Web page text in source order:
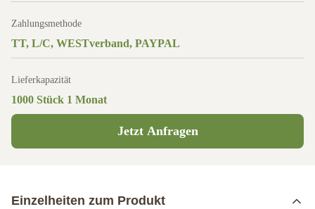
Zahlungsmethode
TT, L/C, WESTverband, PAYPAL
Lieferkapazität
1000 Stück 1 Monat
Jetzt Anfragen
Einzelheiten zum Produkt